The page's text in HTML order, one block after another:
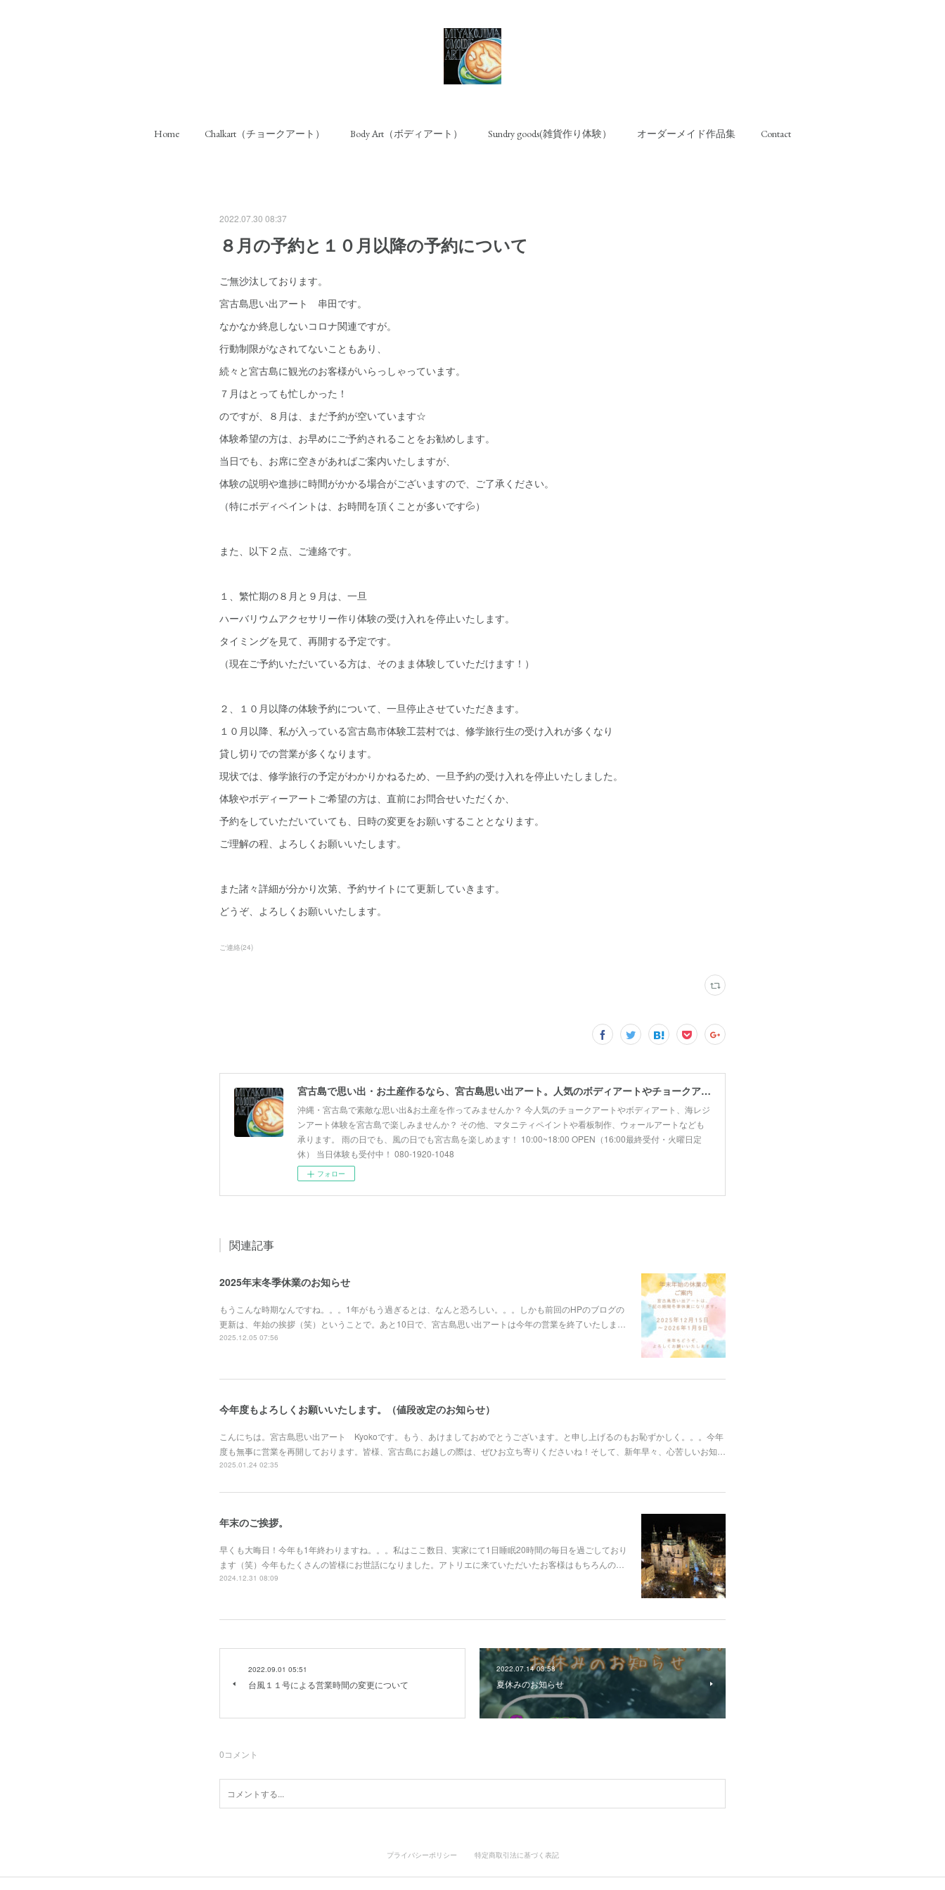
Home Chalkart（チョークアート） Body Art（ボディアート） Sundry goods(雑貨作り体験） オーダーメイド作品集 Contact
2022.07.30 08:37
８月の予約と１０月以降の予約について
ご無沙汰しております。
宮古島思い出アート 串田です。
なかなか終息しないコロナ関連ですが。
行動制限がなされてないこともあり、
続々と宮古島に観光のお客様がいらっしゃっています。
７月はとっても忙しかった！
のですが、８月は、まだ予約が空いています☆
体験希望の方は、お早めにご予約されることをお勧めします。
当日でも、お席に空きがあればご案内いたしますが、
体験の説明や進捗に時間がかかる場合がございますので、ご了承ください。
（特にボディペイントは、お時間を頂くことが多いです💦）
また、以下２点、ご連絡です。
１、繁忙期の８月と９月は、一旦
ハーバリウムアクセサリー作り体験の受け入れを停止いたします。
タイミングを見て、再開する予定です。
（現在ご予約いただいている方は、そのまま体験していただけます！）
２、１０月以降の体験予約について、一旦停止させていただきます。
１０月以降、私が入っている宮古島市体験工芸村では、修学旅行生の受け入れが多くなり
貸し切りでの営業が多くなります。
現状では、修学旅行の予定がわかりかねるため、一旦予約の受け入れを停止いたしました。
体験やボディーアートご希望の方は、直前にお問合せいただくか、
予約をしていただいていても、日時の変更をお願いすることとなります。
ご理解の程、よろしくお願いいたします。
また諸々詳細が分かり次第、予約サイトにて更新していきます。
どうぞ、よろしくお願いいたします。
ご連絡(24)
宮古島で思い出・お土産作るなら、宮古島思い出アート。人気のボディアートやチョークアート、海レジンアート体験が楽しめます！
沖縄・宮古島で素敵な思い出&お土産を作ってみませんか？ 今人気のチョークアートやボディアート、海レジ
ンアート体験を宮古島で楽しみませんか？ その他、マタニティペイントや看板制作、ウォールアートなども
承ります。 雨の日でも、風の日でも宮古島を楽しめます！ 10:00~18:00 OPEN（16:00最終受付・火曜日定
休） 当日体験も受付中！ 080-1920-1048
フォロー
関連記事
2025年末冬季休業のお知らせ
もうこんな時期なんですね。。。1年がもう過ぎるとは、なんと恐ろしい。。。しかも前回のHPのブログの
更新は、年始の挨拶（笑）ということで。あと10日で、宮古島思い出アートは今年の営業を終了いたしま…
2025.12.05 07:56
今年度もよろしくお願いいたします。（値段改定のお知らせ）
こんにちは。宮古島思い出アート Kyokoです。もう、あけましておめでとうございます。と申し上げるのもお恥ずかしく。。。今年
度も無事に営業を再開しております。皆様、宮古島にお越しの際は、ぜひお立ち寄りくださいね！そして、新年早々、心苦しいお知…
2025.01.24 02:35
年末のご挨拶。
早くも大晦日！今年も1年終わりますね。。。私はここ数日、実家にて1日睡眠20時間の毎日を過ごしており
ます（笑）今年もたくさんの皆様にお世話になりました。アトリエに来ていただいたお客様はもちろんの…
2024.12.31 08:09
2022.09.01 05:51
台風１１号による営業時間の変更について
2022.07.14 03:58
夏休みのお知らせ
0コメント
プライバシーポリシー 特定商取引法に基づく表記